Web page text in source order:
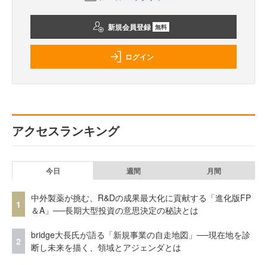
新規会員登録 無料
ログイン
アクセスランキング
今日 週間 月間
1
中外製薬が挑む、R&Dの成果最大化に貢献する「進化版FP
＆A」──長期大型投資の意思決定の秘訣とは
2
bridge大長氏が語る「新規事業の自走地図」──現在地を診
断し未来を描く、領域とアジェンダとは